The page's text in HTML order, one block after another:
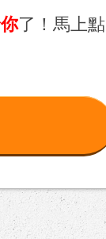
了！馬上點